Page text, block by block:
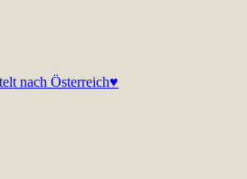
nach Österreich♥